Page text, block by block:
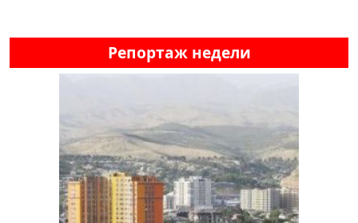
Репортаж недели